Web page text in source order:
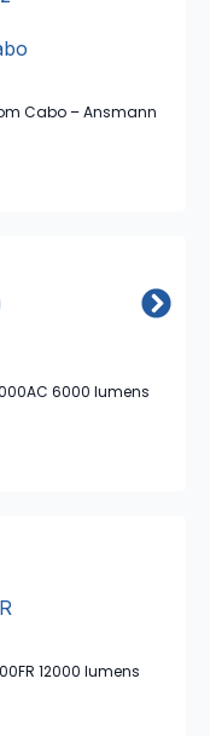
Cabo – Ansmann
6000 lumens
12000 lumens